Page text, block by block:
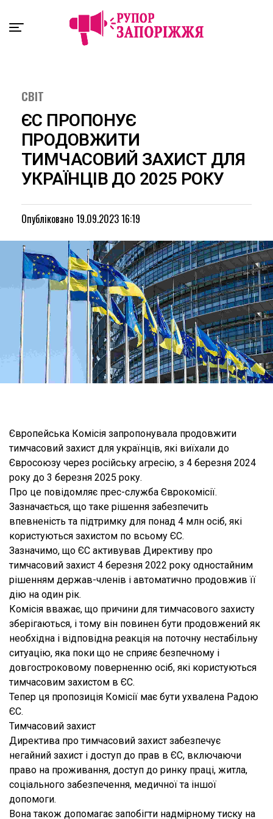
СВІТ
ЄС ПРОПОНУЄ
ПРОДОВЖИТИ
ТИМЧАСОВИЙ ЗАХИСТ ДЛЯ
УКРАЇНЦІВ ДО 2025 РОКУ
Опубліковано 19.09.2023 16:19
Європейська Комісія запропонувала продовжити
тимчасовий захист для українців, які виїхали до
Євросоюзу через російську агресію, з 4 березня 2024
року до 3 березня 2025 року.
Про це повідомляє прес-служба Єврокомісії.
Зазначається, що таке рішення забезпечить
впевненість та підтримку для понад 4 млн осіб, які
користуються захистом по всьому ЄС.
Зазначимо, що ЄС активував Директиву про
тимчасовий захист 4 березня 2022 року одностайним
рішенням держав-членів і автоматично продовжив її
дію на один рік.
Комісія вважає, що причини для тимчасового захисту
зберігаються, і тому він повинен бути продовжений як
необхідна і відповідна реакція на поточну нестабільну
ситуацію, яка поки що не сприяє безпечному і
довгостроковому поверненню осіб, які користуються
тимчасовим захистом в ЄС.
Тепер ця пропозиція Комісії має бути ухвалена Радою
ЄС.
Тимчасовий захист
Директива про тимчасовий захист забезпечує
негайний захист і доступ до прав в ЄС, включаючи
право на проживання, доступ до ринку праці, житла,
соціального забезпечення, медичної та іншої
допомоги.
Вона також допомагає запобігти надмірному тиску на
Exit mobile version